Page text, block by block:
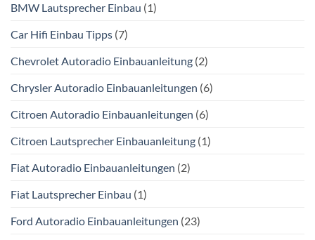
BMW Lautsprecher Einbau (1)
Car Hifi Einbau Tipps (7)
Chevrolet Autoradio Einbauanleitung (2)
Chrysler Autoradio Einbauanleitungen (6)
Citroen Autoradio Einbauanleitungen (6)
Citroen Lautsprecher Einbauanleitung (1)
Fiat Autoradio Einbauanleitungen (2)
Fiat Lautsprecher Einbau (1)
Ford Autoradio Einbauanleitungen (23)